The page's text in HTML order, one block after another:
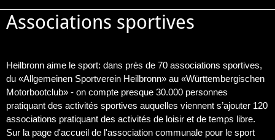
Associations sportives
Heilbronn aime le sport: dans près de 70 associations sportives,
du «Allgemeinen Sportverein Heilbronn» au «Württembergischen
Motorbootclub» - on compte presque 30.000 personnes
pratiquant des activités sportives auquelles viennent s’ajouter 120
associations pratiquant des activités de loisir et de temps libre.
Sur la page d'accueil de l'association communale pour le sport